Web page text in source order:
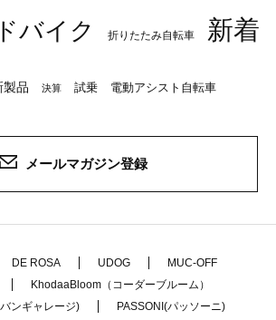
バイク 折りたたみ自転車
新着
製品 決算 試乗 電動アシスト自転車
メールマガジン登録
DE ROSA UDOG
MUC-OFF
KhodaaBloom（コーダーブルーム）
ンギャレージ)
PASSONI(パッソーニ)